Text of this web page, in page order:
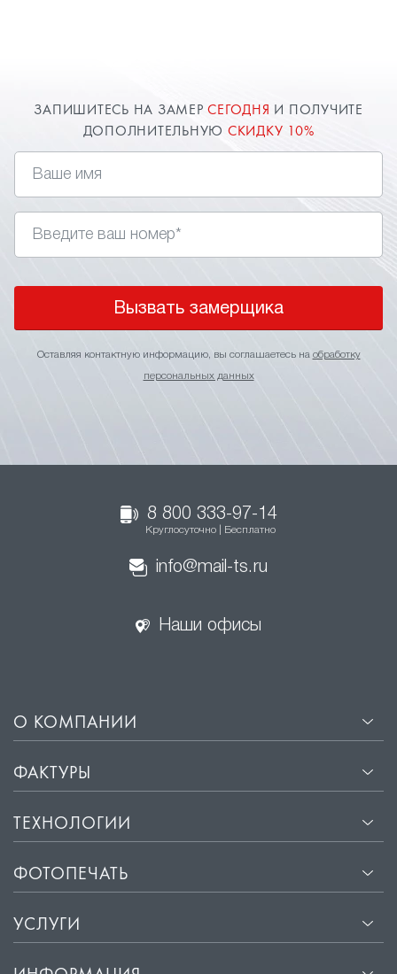
ЗАПИШИТЕСЬ НА ЗАМЕРСЕГОДНЯ И ПОЛУЧИТЕ
ДОПОЛНИТЕЛЬНУЮ СКИДКУ 10%
Вызвать замерщика
Оставляя контактную информацию, вы соглашаетесь на обработку
персональных данных
8 800 333-97-14
Круглосуточно | Бесплатно
info@mail-ts.ru
Наши офисы
О КОМПАНИИ
ФАКТУРЫ
ТЕХНОЛОГИИ
ФОТОПЕЧАТЬ
УСЛУГИ